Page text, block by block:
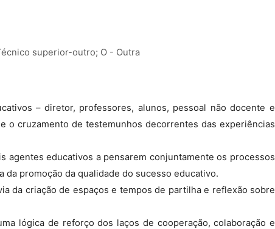
superior-outro; O - Outra
– diretor, professores, alunos, pessoal não docente e
o cruzamento de testemunhos decorrentes das experiências
agentes educativos a pensarem conjuntamente os processos
promoção da qualidade do sucesso educativo.
da criação de espaços e tempos de partilha e reflexão sobre
lógica de reforço dos laços de cooperação, colaboração e